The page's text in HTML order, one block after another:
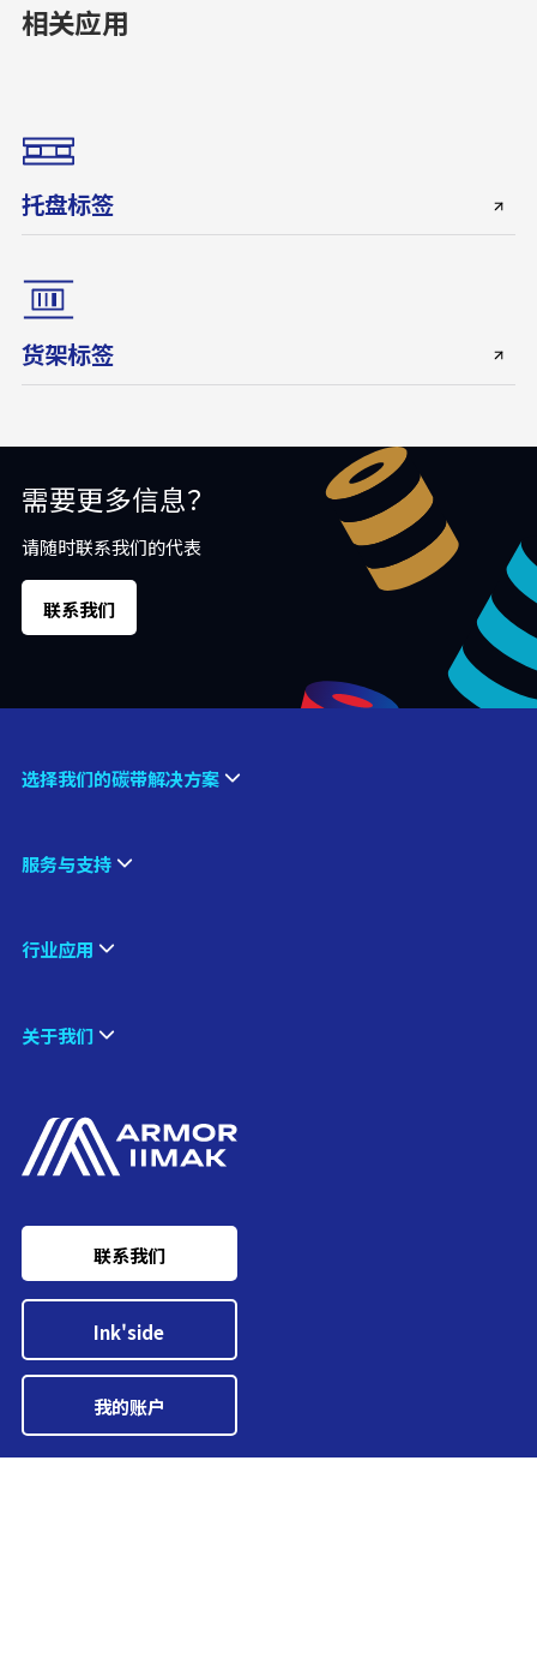
相关应用
托盘标签
货架标签
需要更多信息？
请随时联系我们的代表
联系我们
联系我们
Ink'side
我的账户
选择我们的碳带解决方案
服务与支持
行业应用
关于我们